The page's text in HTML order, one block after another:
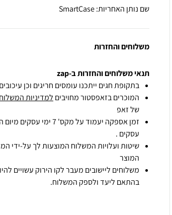
שם נותן האחריות: SmartCase
משלוחים והחזרות
תנאי משלוחים והחזרות ב-zap
בתקופת חגים ייתכנו עומסים חריגים וכן
המוכרים בזאפסטור מחויבים למדיניות
של זאפ
זמן אספקה יעמוד על מקס' 7 ימי עסקים מיום הזמנה,
עסקים .
שיטות ועלויות המשלוח המוצעות לך על-ידי
המוצר
משלוחים ליישובים מעבר לקו הירוק עשויים
בהתאם ליעד ולספק המשלוח.